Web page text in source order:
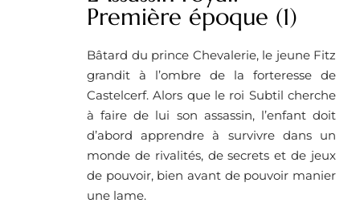
Première époque (1)
Bâtard du prince Chevalerie, le jeune Fitz
grandit à l’ombre de la forteresse de
Castelcerf. Alors que le roi Subtil cherche
à faire de lui son assassin, l’enfant doit
d’abord apprendre à survivre dans un
monde de rivalités, de secrets et de jeux
de pouvoir, bien avant de pouvoir manier
une lame.